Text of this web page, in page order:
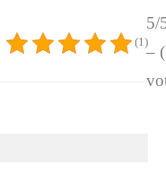
5/
–
(1)